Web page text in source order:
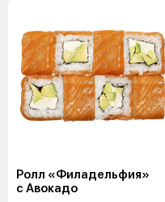
Ролл «Филадельфия»
с Авокадо